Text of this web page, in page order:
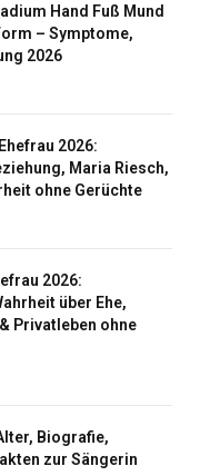
Hand Fuß Mund
– Symptome,
2026
2026:
Maria Riesch,
ohne Gerüchte
2026:
über Ehe,
Privatleben ohne
Biografie,
zur Sängerin